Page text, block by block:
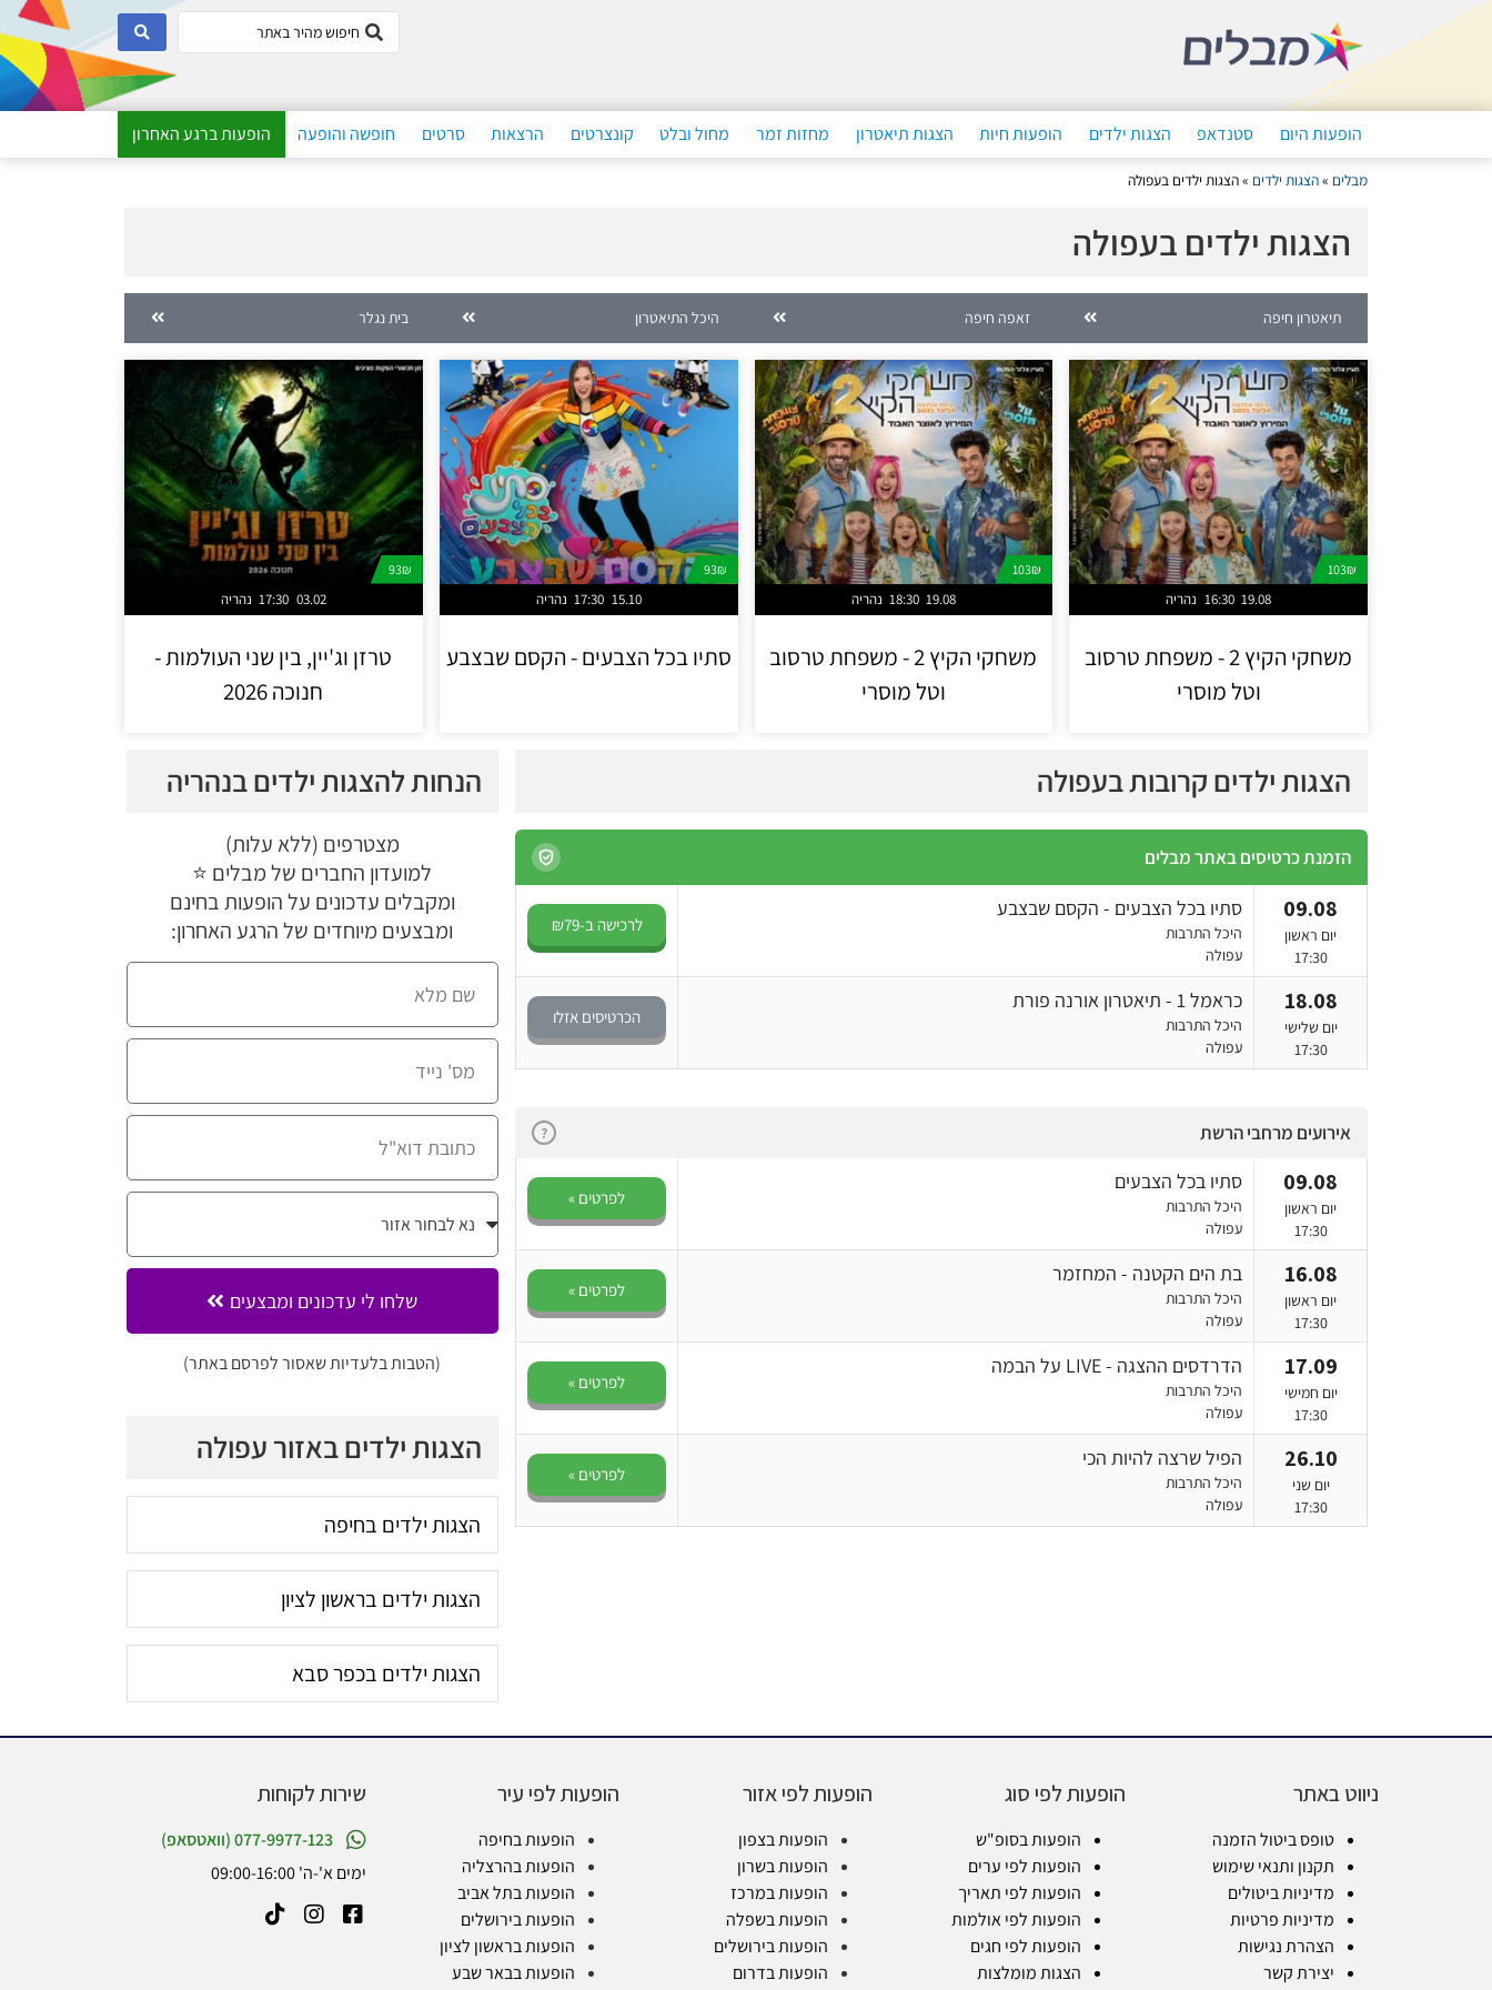
הופעות היום סטנדאפ הצגות ילדים הופעות חיות הצגות תיאטרון מחזות זמר מחול ובלט קונצרטים הרצאות סרטים חופשה והופעה הופעות ברגע האחרון
מבלים »הצגות ילדים »הצגות ילדים בעפולה
הצגות ילדים בעפולה
תיאטרון חיפה זאפה חיפה היכל התיאטרון בית נגלר
103₪
נהריה 16:30 19.08
משחקי הקיץ 2 - משפחת טרסוב
וטל מוסרי
103₪
נהריה 18:30 19.08
משחקי הקיץ 2 - משפחת טרסוב
וטל מוסרי
93₪
נהריה 17:30 15.10
סתיו בכל הצבעים - הקסם שבצבע
93₪
נהריה 17:30 03.02
טרזן וג'יין, בין שני העולמות -
חנוכה 2026
הצגות ילדים קרובות בעפולה
הזמנת כרטיסים באתר מבלים
09.08
יום ראשון
17:30
סתיו בכל הצבעים - הקסם שבצבע
היכל התרבות
עפולה
לרכישה ב-₪79
18.08
יום שלישי
17:30
כראמל 1 - תיאטרון אורנה פורת
היכל התרבות
עפולה
הכרטיסים אזלו
אירועים מרחבי הרשת ?
09.08
יום ראשון
17:30
סתיו בכל הצבעים
היכל התרבות
עפולה
לפרטים »
16.08
יום ראשון
17:30
בת הים הקטנה - המחזמר
היכל התרבות
עפולה
לפרטים »
17.09
יום חמישי
17:30
הדרדסים ההצגה - LIVE על הבמה
היכל התרבות
עפולה
לפרטים »
26.10
יום שני
17:30
הפיל שרצה להיות הכי
היכל התרבות
עפולה
לפרטים »
הנחות להצגות ילדים בנהריה
מצטרפים (ללא עלות)
למועדון החברים של מבלים ⭐
ומקבלים עדכונים על הופעות בחינם
ומבצעים מיוחדים של הרגע האחרון:
שלחו לי עדכונים ומבצעים
(הטבות בלעדיות שאסור לפרסם באתר)
הצגות ילדים באזור עפולה
הצגות ילדים בחיפה
הצגות ילדים בראשון לציון
הצגות ילדים בכפר סבא
ניווט באתר
טופס ביטול הזמנה
תקנון ותנאי שימוש
מדיניות ביטולים
מדיניות פרטיות
הצהרת נגישות
יצירת קשר
הופעות לפי סוג
הופעות בסופ"ש
הופעות לפי ערים
הופעות לפי תאריך
הופעות לפי אולמות
הופעות לפי חגים
הצגות מומלצות
הופעות לפי אזור
הופעות בצפון
הופעות בשרון
הופעות במרכז
הופעות בשפלה
הופעות בירושלים
הופעות בדרום
הופעות לפי עיר
הופעות בחיפה
הופעות בהרצליה
הופעות בתל אביב
הופעות בירושלים
הופעות בראשון לציון
הופעות בבאר שבע
שירות לקוחות
077-9977-123 (וואטסאפ)
ימים א'-ה' 09:00-16:00